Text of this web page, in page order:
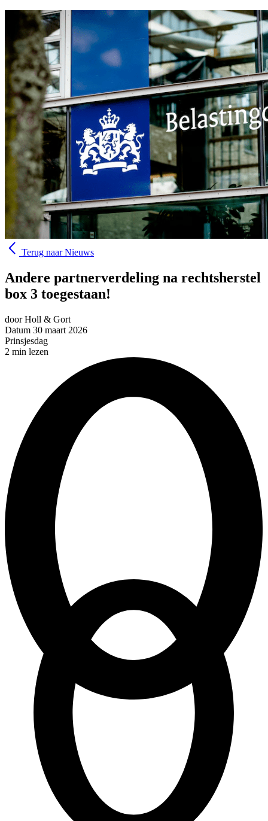
arrow_back_ios_new Terug naar Nieuws
Andere partnerverdeling na rechtsherstel
box 3 toegestaan!
doorHoll & Gort
Datum 30 maart 2026
Prinsjesdag
2 min lezen